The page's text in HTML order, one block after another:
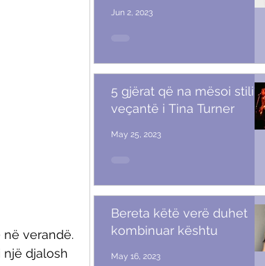
në verandë.
djalosh
Jun 2, 2023
5 gjërat që na mësoi stili i
veçantë i Tina Turner
May 25, 2023
Bereta këtë verë duhet
kombinuar kështu
May 16, 2023